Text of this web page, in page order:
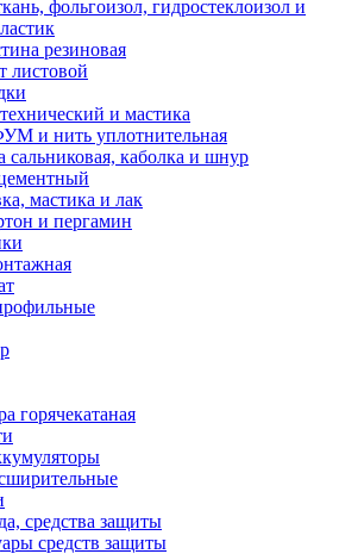
фольгоизол, гидростеклоизол и
резиновая
листовой
и мастика
и нить уплотнительная
сальниковая, каболка и шнур
мастика и лак
и пергамин
горячекатаная
средства защиты
средств защиты